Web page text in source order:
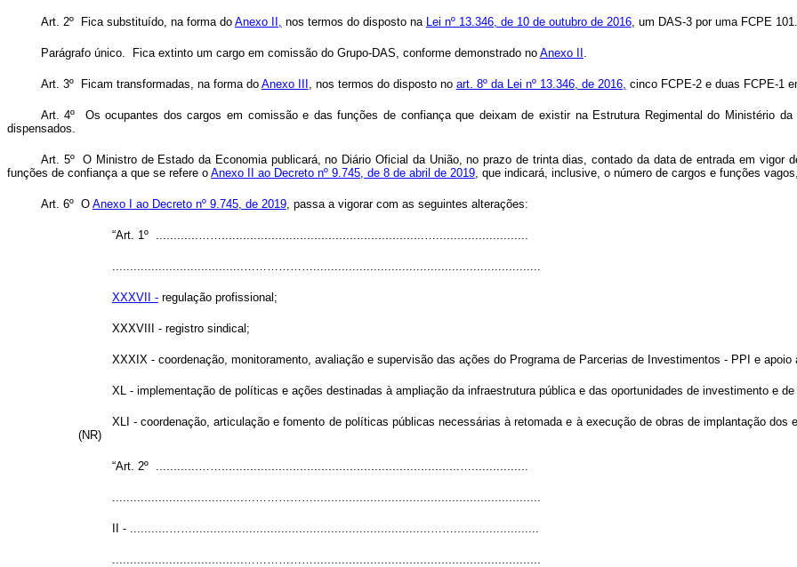
Art. 2º Fica substituído, na forma do Anexo II, nos termos do disposto na Lei nº 13.346, de 10 de outubro de 2016, um DAS-3 por uma FCPE
Parágrafo único. Fica extinto um cargo em comissão do Grupo-DAS, conforme demonstrado no Anexo II .
Art. 3º Ficam transformadas, na forma do Anexo III , nos termos do disposto no art. 8º da Lei nº 13.346, de 2016, cinco FCPE-2 e duas FCPE-1
Art. 4º Os ocupantes dos cargos em comissão e das funções de confiança que deixam de existir na Estrutura Regimental do Ministério
dispensados.
Art. 5º O Ministro de Estado da Economia publicará, no Diário Oficial da União, no prazo de trinta dias, contado da data de entrada em vigor
funções de confiança a que se refere o Anexo II ao Decreto nº 9.745, de 8 de abril de 2019, que indicará, inclusive, o número de cargos e funções
Art. 6º O Anexo I ao Decreto nº 9.745, de 2019, passa a vigorar com as seguintes alterações:
“Art. 1º ............…….........................................................…..........................
.....................................………………................................................................
XXXVII -regulação profissional;
XXXVIII - registro sindical;
XXXIX - coordenação, monitoramento, avaliação e supervisão das ações do Programa de Parcerias de Investimentos - PPI e
XL - implementação de políticas e ações destinadas à ampliação da infraestrutura pública e das oportunidades de investimento e de
XLI - coordenação, articulação e fomento de políticas públicas necessárias à retomada e à execução de obras de implantação dos
(NR)
“Art. 2º ............……...................................................................…................
.....................................………………................................................................
II - ...........……...................................................................……........................
.....................................………………................................................................